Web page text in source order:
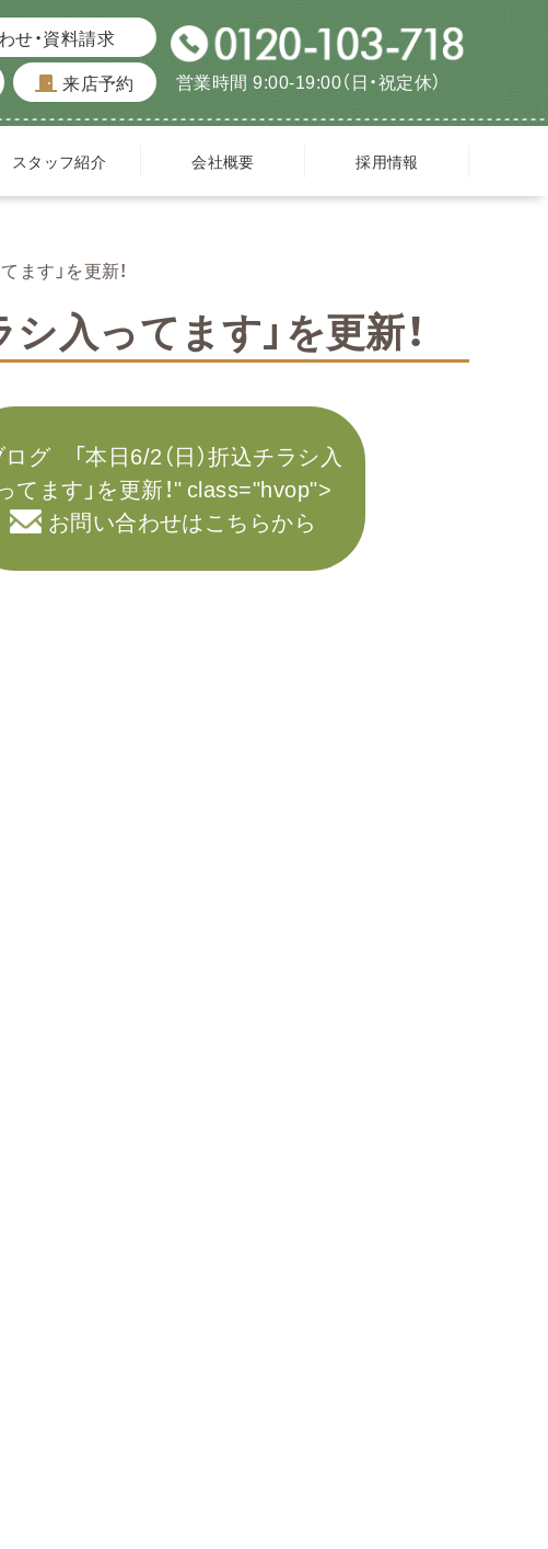
せ・資料請求
来店予約 営業時間 9:00-19:00（日・祝定休）
スタッフ紹介 会社概要 採用情報
ます」を更新！
入ってます」を更新！
ログ 「本日6/2（日）折込チラシ入
てます」を更新！" class="hvop">
お問い合わせはこちらから